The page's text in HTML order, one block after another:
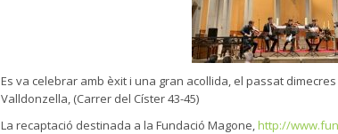
Es va celebrar amb èxit i una gran acollida, el passat
Valldonzella, (Carrer del Císter 43-45)
La recaptació destinada a la Fundació Magone,http://www.